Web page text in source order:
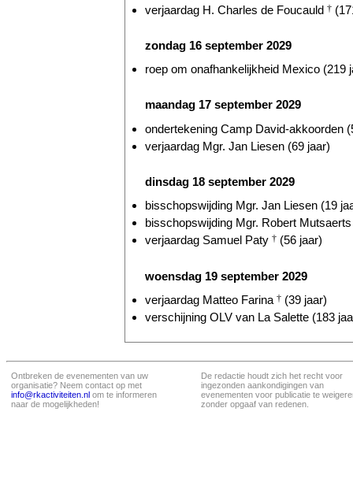
verjaardag H. Charles de Foucauld †
zondag 16 september 2029
roep om onafhankelijkheid Mexico (219
maandag 17 september 2029
ondertekening Camp David-akkoorden
verjaardag Mgr. Jan Liesen (69 jaar)
dinsdag 18 september 2029
bisschopswijding Mgr. Jan Liesen (19
bisschopswijding Mgr. Robert
verjaardag Samuel Paty † (56 jaar)
woensdag 19 september 2029
verjaardag Matteo Farina † (39 jaar)
verschijning OLV van La Salette (183
Ontbreken de evenementen van uw
organisatie? Neem contact op met
info@rkactiviteiten.nl om te informeren
naar de mogelijkheden!
De redactie houdt zich het recht voor
ingezonden aankondigingen van
evenementen voor publicatie te
zonder opgaaf van redenen.